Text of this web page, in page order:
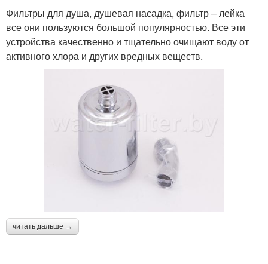
Фильтры для душа, душевая насадка, фильтр – лейка
все они пользуются большой популярностью. Все эти
устройства качественно и тщательно очищают воду от
активного хлора и других вредных веществ.
читать дальше →